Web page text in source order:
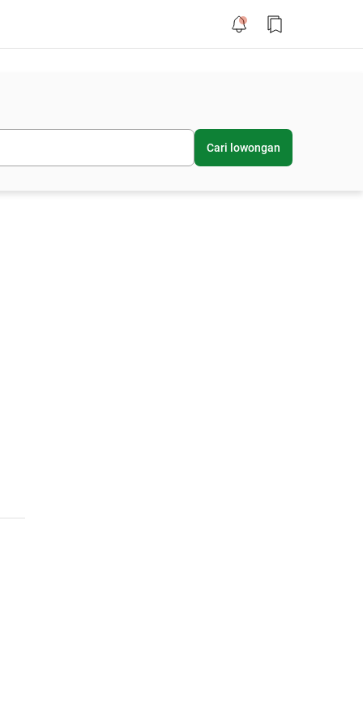
Cari lowongan